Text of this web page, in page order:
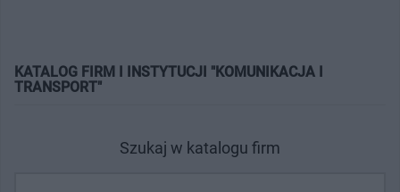
KATALOG FIRM I INSTYTUCJI "KOMUNIKACJA I
TRANSPORT"
Szukaj w katalogu firm